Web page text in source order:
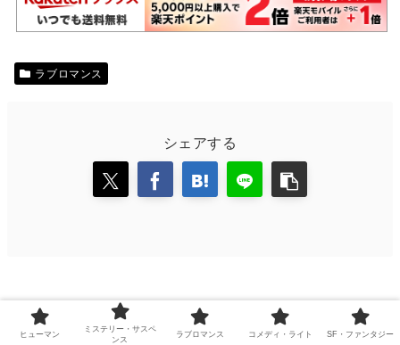
ラブロマンス
シェアする
ヒューマン
ミステリー・サスペ
ンス
ラブロマンス コメディ・ライト SF・ファンタジー